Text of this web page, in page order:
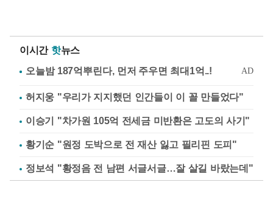
이시간 핫뉴스
허지웅 "우리가 지지했던 인간들이 이 꼴 만들었다"
이승기 "차가원 105억 전세금 미반환은 고도의 사기"
황기순 "원정 도박으로 전 재산 잃고 필리핀 도피"
정보석 "황정음 전 남편 서글서글…잘 살길 바랐는데"